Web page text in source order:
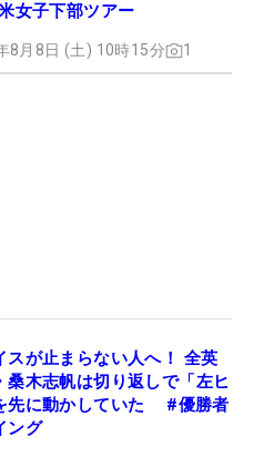
女子下部ツアー
8月8日 (土) 10時15分 1
スが止まらない人へ！ 全英
桑木志帆は切り返しで「左ヒ
先に動かしていた #優勝者
ング